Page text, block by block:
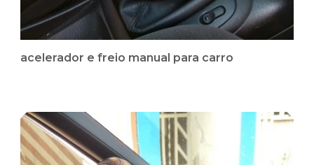
acelerador e freio manual para carro